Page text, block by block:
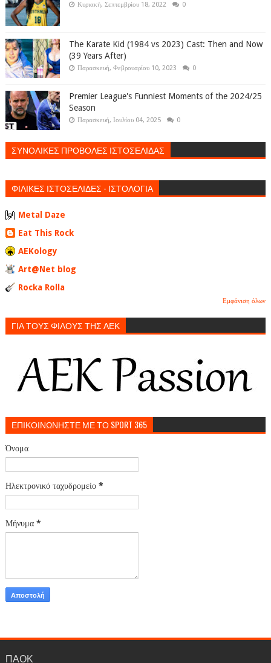
Κυριακή, Σεπτεμβρίου 18, 2022 0
The Karate Kid (1984 vs 2023) Cast: Then and Now
(39 Years After)
Παρασκευή, Φεβρουαρίου 10, 2023 0
Premier League's Funniest Moments of the 2024/25
Season
Παρασκευή, Ιουλίου 04, 2025 0
ΣΥΝΟΛΙΚΕΣ ΠΡΟΒΟΛΕΣ ΙΣΤΟΣΕΛΙΔΑΣ
ΦΙΛΙΚΕΣ ΙΣΤΟΣΕΛΙΔΕΣ - ΙΣΤΟΛΟΓΙΑ
Metal Daze
Eat This Rock
AEKology
Art@Net blog
Rocka Rolla
Εμφάνιση όλων
ΓΙΑ ΤΟΥΣ ΦΙΛΟΥΣ ΤΗΣ ΑΕΚ
ΕΠΙΚΟΙΝΩΝΗΣΤΕ ΜΕ ΤΟ SPORT 365
Όνομα
Ηλεκτρονικό ταχυδρομείο *
Μήνυμα *
ΠΑΟΚ